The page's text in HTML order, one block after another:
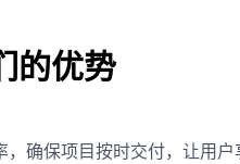
的优势
确保项目按时交付，让用户